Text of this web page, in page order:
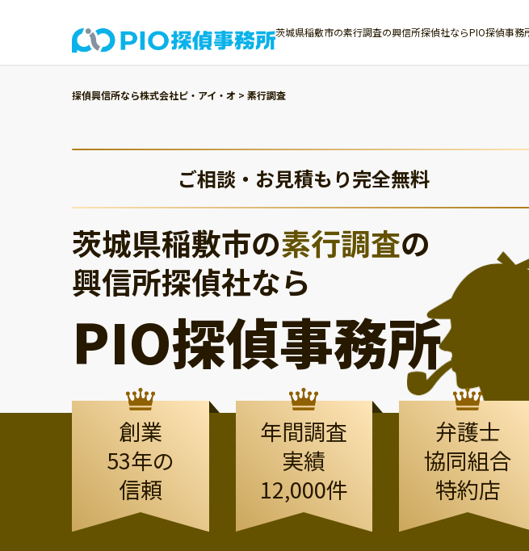
茨城県稲敷市の素行調査の興信所探偵社ならPIO探偵事務
探偵興信所なら株式会社ピ・アイ・オ > 素行調査
ご相談・お見積もり完全無料
茨城県稲敷市の素行調査の
興信所探偵社なら
PIO探偵事務所
創業
53年の
信頼
年間調査
実績
12,000件
弁護士
協同組合
特約店